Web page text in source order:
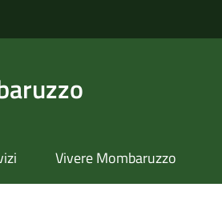
Vivere Mombaruzzo